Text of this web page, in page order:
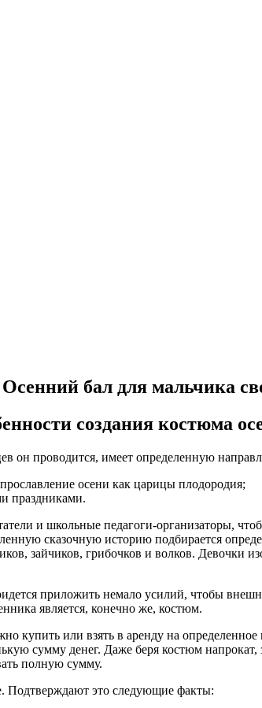
бал для мальчика
создания костюма
он проводится, имеет определенную
осени как царицы плодородия;
праздниками.
и школьные педагоги-организаторы,
сказочную историю подбирается
зайчиков, грибочков и волков. Девочки
приложить немало усилий, чтобы
является, конечно же, костюм.
или взять в аренду на
сумму денег. Даже беря костюм
полную сумму.
Подтверждают это следующие факты: